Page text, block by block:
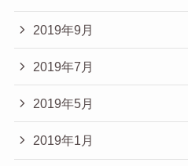
2019年9月
2019年7月
2019年5月
2019年1月